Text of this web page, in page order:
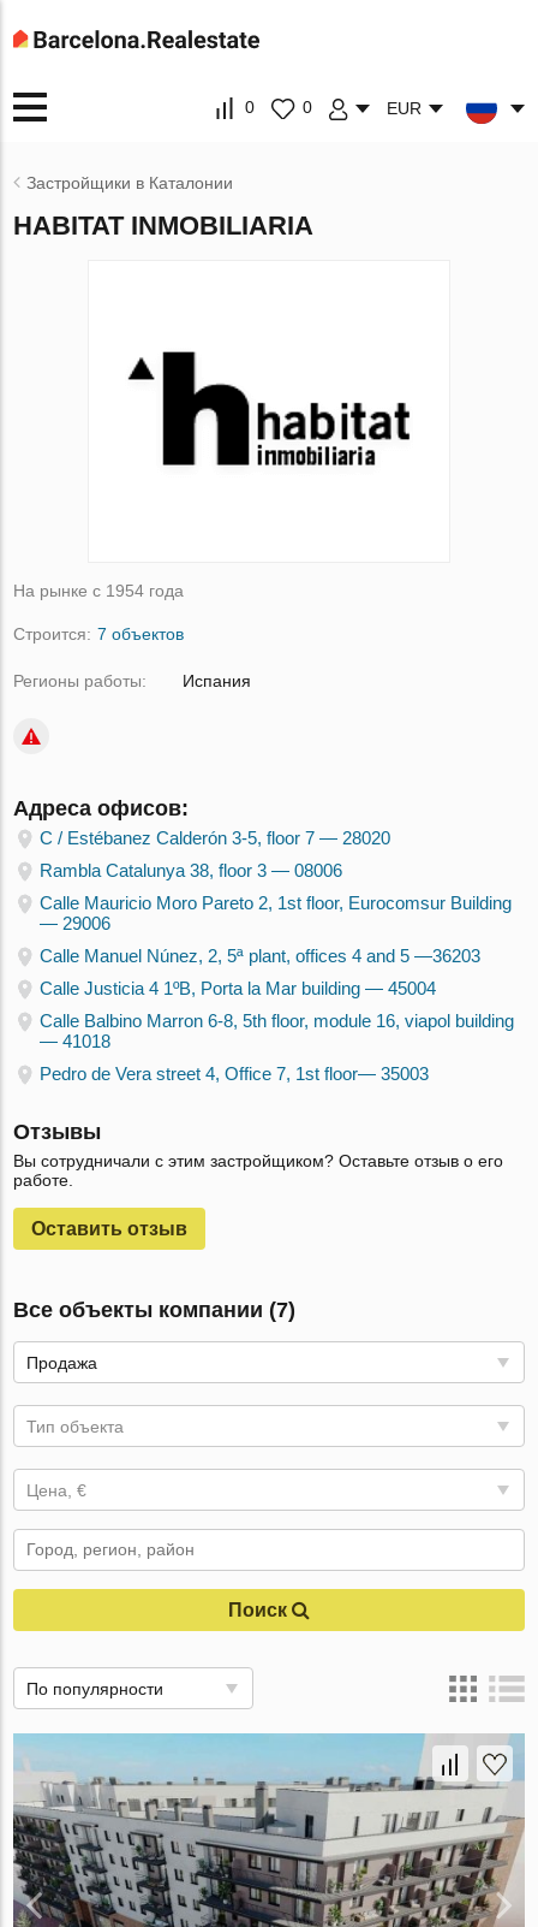
0 0 EUR
Застройщики в Каталонии
HABITAT INMOBILIARIA
На рынке с 1954 года
Строится: 7 объектов
Регионы работы: Испания
Адреса офисов:
C / Estébanez Calderón 3-5, floor 7 — 28020
Rambla Catalunya 38, floor 3 — 08006
Calle Mauricio Moro Pareto 2, 1st floor, Eurocomsur Building
— 29006
Calle Manuel Núnez, 2, 5ª plant, offices 4 and 5 —36203
Calle Justicia 4 1ºB, Porta la Mar building — 45004
Calle Balbino Marron 6-8, 5th floor, module 16, viapol building
— 41018
Pedro de Vera street 4, Office 7, 1st floor— 35003
Отзывы
Вы сотрудничали с этим застройщиком? Оставьте отзыв о его
работе.
Оставить отзыв
Все объекты компании (7)
Продажа
Тип объекта
Цена, €
Поиск
По популярности